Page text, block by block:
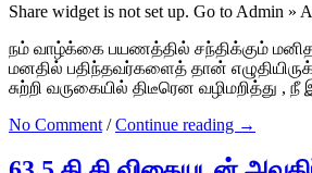
Share widget is not set up. Go to Admin »
நம் வாழ்க்கை பயணத்தில் சந்திக்கும்
மனதில் பதிந்தவர்களைத் தான்
சுற்றி வருகையில் திடீரென வழிமறித்து
No Comment /Continue reading →